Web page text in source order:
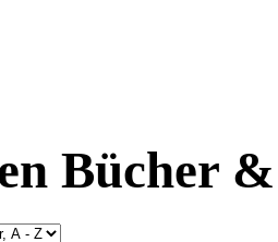
Bücher